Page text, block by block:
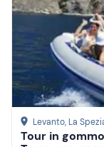
Levanto, La
Tour in